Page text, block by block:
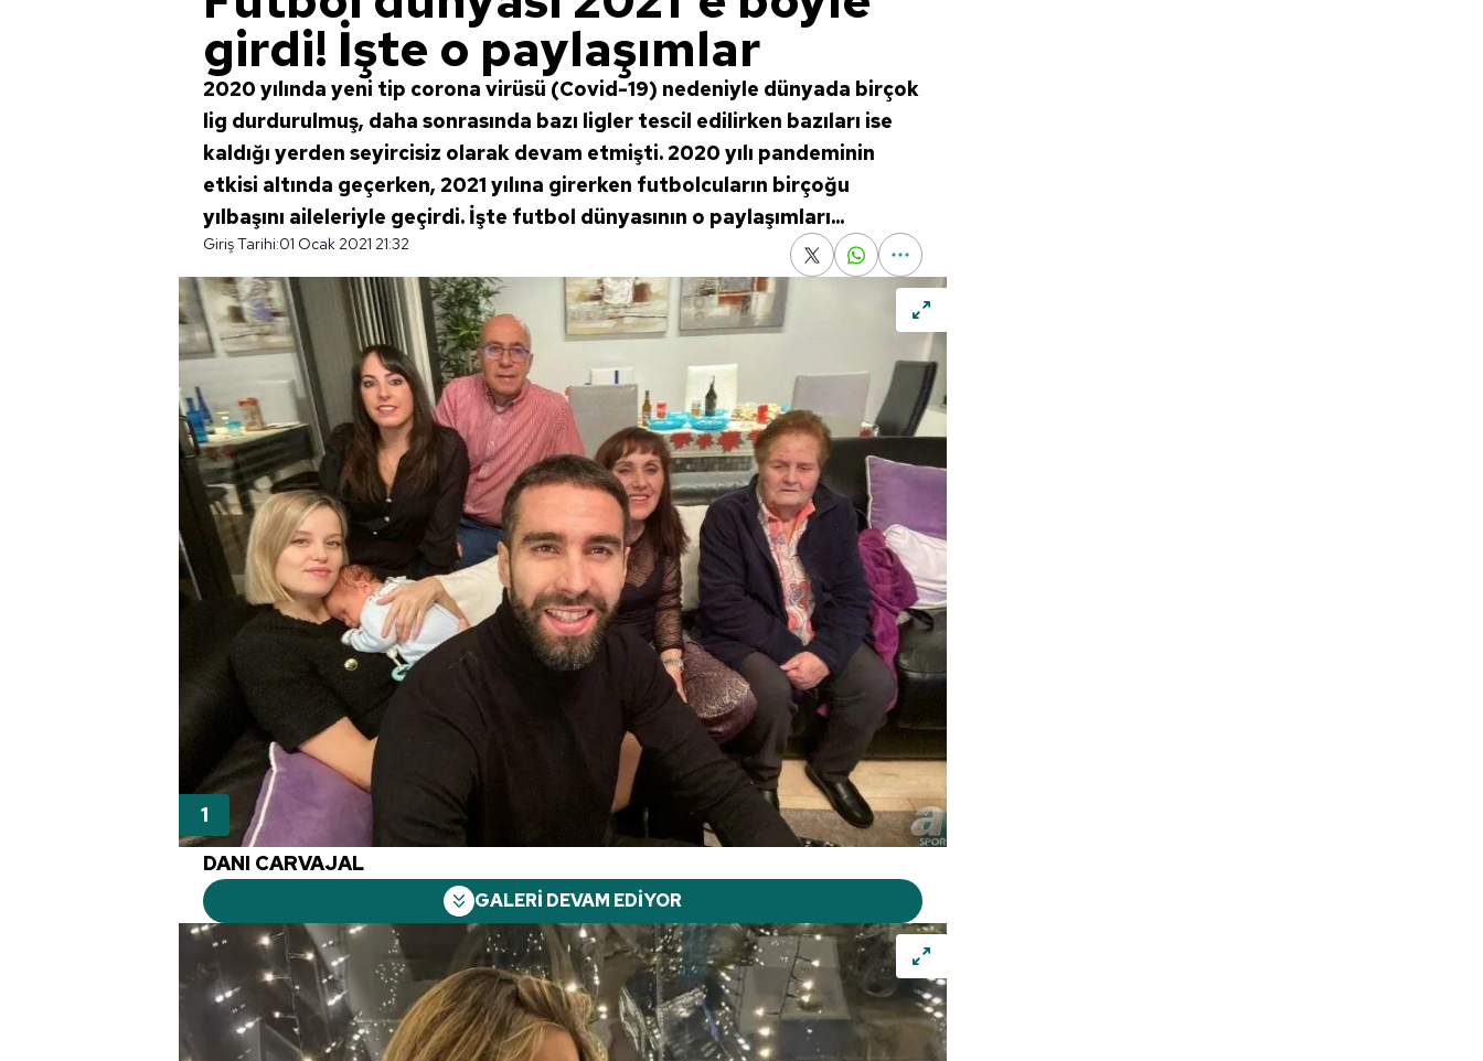
girdi! İşte o paylaşımlar
2020 yılında yeni tip corona virüsü (Covid-19) nedeniyle dünyada birçok
lig durdurulmuş, daha sonrasında bazı ligler tescil edilirken bazıları ise
kaldığı yerden seyircisiz olarak devam etmişti. 2020 yılı pandeminin
etkisi altında geçerken, 2021 yılına girerken futbolcuların birçoğu
yılbaşını aileleriyle geçirdi. İşte futbol dünyasının o paylaşımları...
Giriş Tarihi:01 Ocak 2021 21:32
DANI CARVAJAL
GALERİ DEVAM EDİYOR